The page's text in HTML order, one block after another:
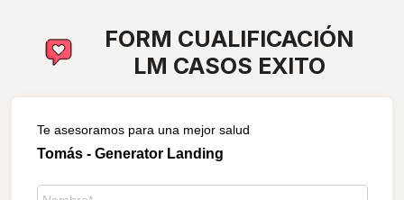
FORM CUALIFICACIÓN
LM CASOS EXITO
Te asesoramos para una mejor salud
Tomás - Generator Landing